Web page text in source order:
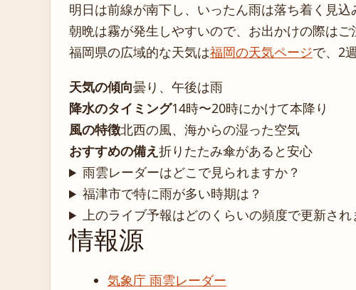
明日は前線が南下し、いったん雨は落ち着く見込
朝晩は霧が発生しやすいので、お出かけの際はご
福岡県の広域的な天気は福岡の天気ページで、2
天気の傾向曇り、午後は雨
降水のタイミング14時〜20時にかけて本降り
風の特徴北西の風、海からの湿った空気
おすすめの備え 折りたたみ傘があると安心
雨雲レーダーはどこで見られますか？
福津市で特に雨が多い時期は？
上のライブ予報はどのくらいの頻度で更新され
情報源
気象庁 雨雲レーダー